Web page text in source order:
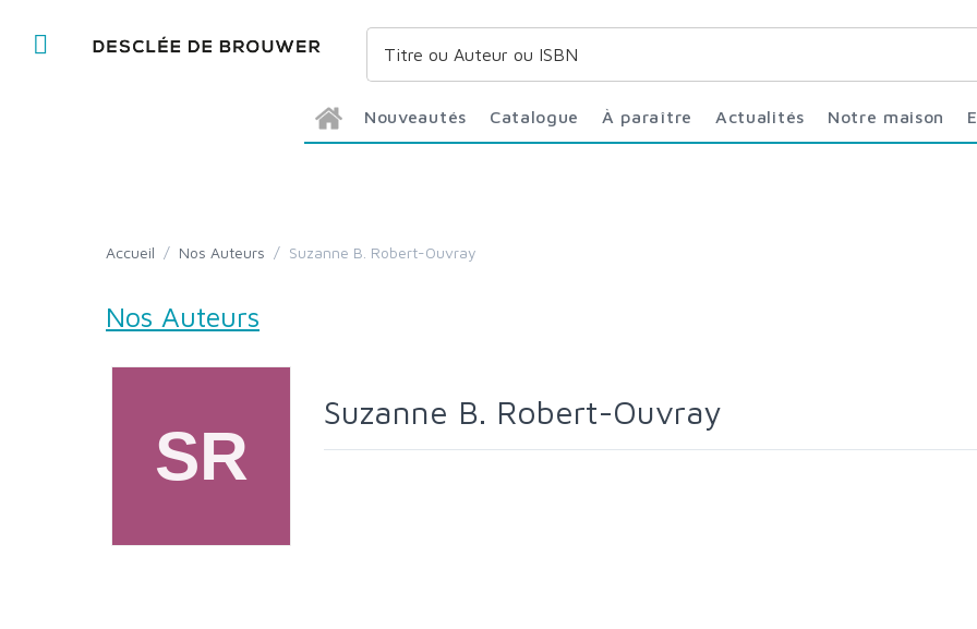
Nouveautés Catalogue À paraître Actualités Notre maison
Accueil / Nos Auteurs / Suzanne B. Robert-Ouvray
Nos Auteurs
Suzanne B. Robert-Ouvray